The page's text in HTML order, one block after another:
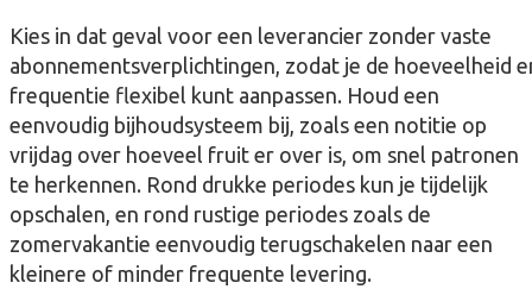
Kies in dat geval voor een leverancier zonder vaste
abonnementsverplichtingen, zodat je de hoeveelheid
frequentie flexibel kunt aanpassen. Houd een
eenvoudig bijhoudsysteem bij, zoals een notitie op
vrijdag over hoeveel fruit er over is, om snel patronen
te herkennen. Rond drukke periodes kun je tijdelijk
opschalen, en rond rustige periodes zoals de
zomervakantie eenvoudig terugschakelen naar een
kleinere of minder frequente levering.